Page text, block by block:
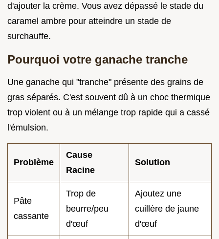
d'ajouter la crème. Vous avez dépassé le stade du
caramel ambre pour atteindre un stade de
surchauffe.
Pourquoi votre ganache tranche
Une ganache qui "tranche" présente des grains de
gras séparés. C'est souvent dû à un choc thermique
trop violent ou à un mélange trop rapide qui a cassé
l'émulsion.
Problème
Cause
Racine
Solution
Pâte
cassante
Trop de
beurre/peu
d'œuf
Ajoutez une
cuillère de jaune
d'œuf